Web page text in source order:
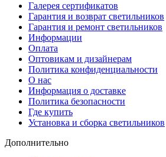
Галерея сертификатов
Гарантия и возврат светильников
Гарантия и ремонт светильников
Информации
Оплата
Оптовикам и дизайнерам
Политика конфиденциальности
О нас
Информация о доставке
Политика безопасности
Где купить
Установка и сборка светильников
Дополнительно